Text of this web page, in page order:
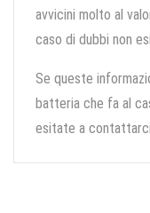
avvicini molto al
caso di dubbi non
Se queste
batteria che fa al
esitate a